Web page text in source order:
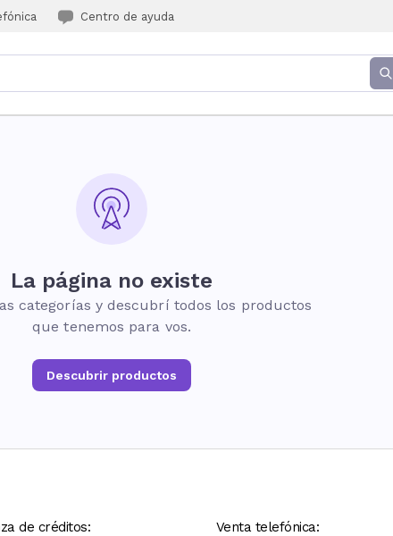
Centro de ayuda
La página no existe
categorías y descubrí todos los productos
que tenemos para vos.
Descubrir productos
de créditos: Venta telefónica: